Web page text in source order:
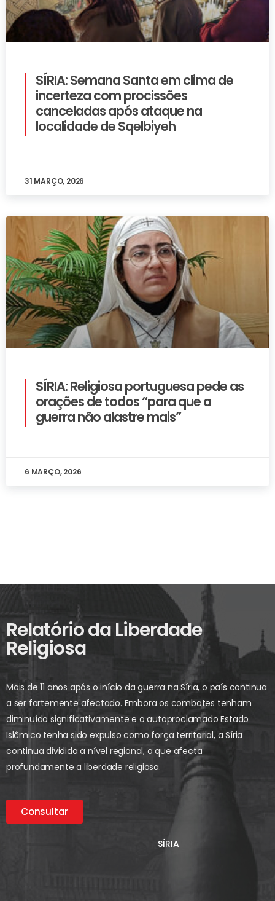
SÍRIA: Semana Santa em clima de
incerteza com procissões
canceladas após ataque na
localidade de Sqelbiyeh
31 MARÇO, 2026
SÍRIA: Religiosa portuguesa pede as
orações de todos “para que a
guerra não alastre mais”
6 MARÇO, 2026
Relatório da Liberdade
Religiosa
Mais de 11 anos após o início da guerra na Síria, o país continua
a ser fortemente afectado. Embora os combates tenham
diminuído significativamente e o autoproclamado Estado
Islâmico tenha sido expulso como força territorial, a Síria
continua dividida a nível regional, o que afecta
profundamente a liberdade religiosa.
Consultar
SÍRIA